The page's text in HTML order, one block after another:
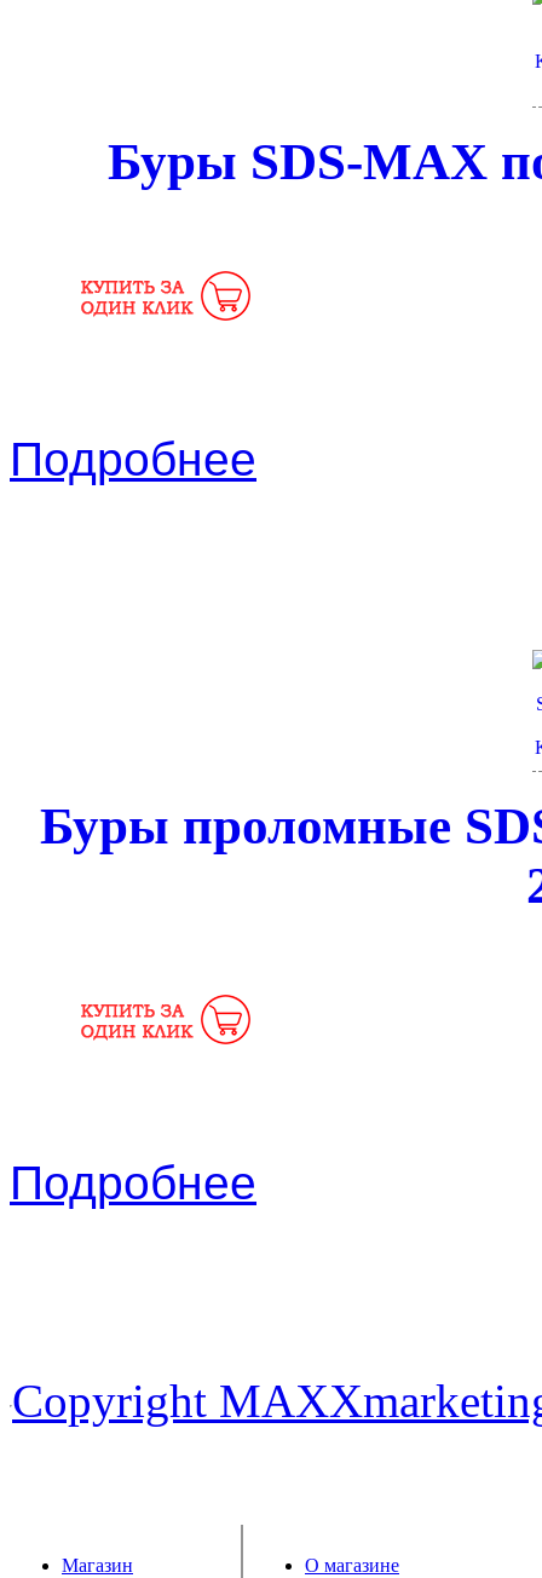
Буры SDS-MAX
Подробнее
Буры проломные
Подробнее
Copyright
Магазин
О магазине